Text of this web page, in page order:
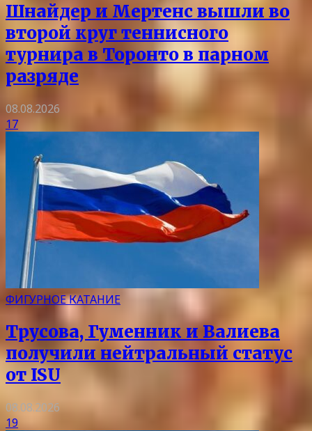
Шнайдер и Мертенс вышли во
второй круг теннисного
турнира в Торонто в парном
разряде
08.08.2026
17
ФИГУРНОЕ КАТАНИЕ
Трусова, Гуменник и Валиева
получили нейтральный статус
от ISU
08.08.2026
19